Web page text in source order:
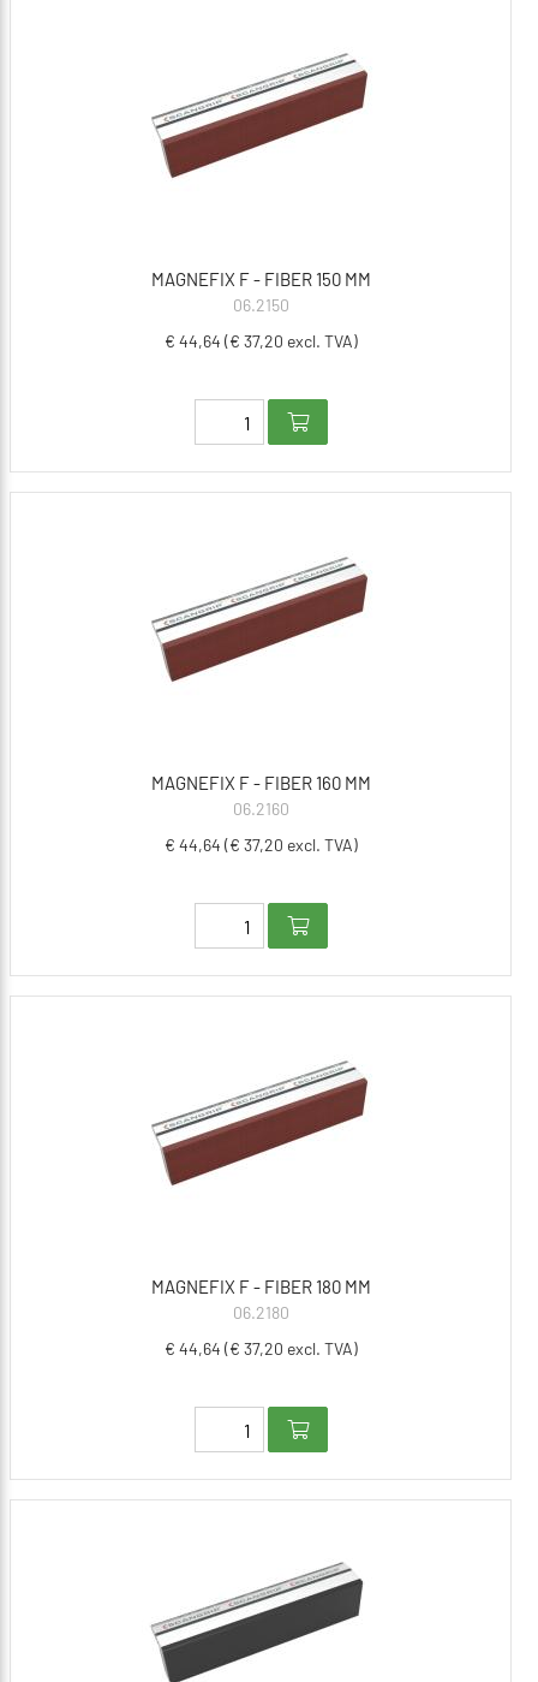
MAGNEFIX F - FIBER 150 MM
06.2150
€ 44,64 (€ 37,20 excl. TVA)
MAGNEFIX F - FIBER 160 MM
06.2160
€ 44,64 (€ 37,20 excl. TVA)
MAGNEFIX F - FIBER 180 MM
06.2180
€ 44,64 (€ 37,20 excl. TVA)